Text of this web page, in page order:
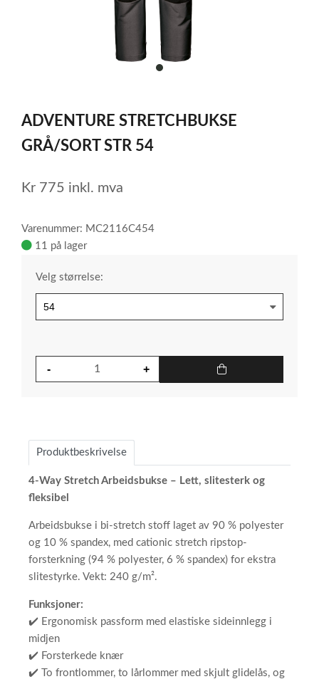
item
of
1
ADVENTURE STRETCHBUKSE
GRÅ/SORT STR 54
Kr 775 inkl. mva
Varenummer: MC2116C454
11 på lager
Velg størrelse:
Produktbeskrivelse
4-Way Stretch Arbeidsbukse – Lett, slitesterk og
fleksibel
Arbeidsbukse i bi-stretch stoff laget av 90 % polyester
og 10 % spandex, med cationic stretch ripstop-
forsterkning (94 % polyester, 6 % spandex) for ekstra
slitestyrke. Vekt: 240 g/m².
Funksjoner:
✔️ Ergonomisk passform med elastiske sideinnlegg i
midjen
✔️ Forsterkede knær
✔️ To frontlommer, to lårlommer med skjult glidelås, og